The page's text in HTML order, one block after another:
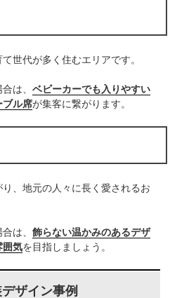
世代が多く住むエリアです。
合は、ベビーカーでも入りやすい
ブル席が集客に繋がります。
、地元の人々に長く愛されるお
合は、飾らない温かみのあるデザ
囲気を目指しましょう。
ザイン事例